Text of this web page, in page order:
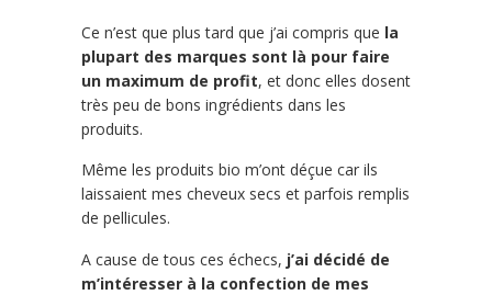
Ce n’est que plus tard que j’ai compris que la
plupart des marques sont là pour faire
un maximum de profit, et donc elles dosent
très peu de bons ingrédients dans les
produits.
Même les produits bio m’ont déçue car ils
laissaient mes cheveux secs et parfois remplis
de pellicules.
A cause de tous ces échecs, j’ai décidé de
m’intéresser à la confection de mes